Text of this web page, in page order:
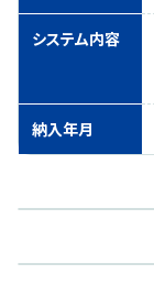
システム内容
納入年月